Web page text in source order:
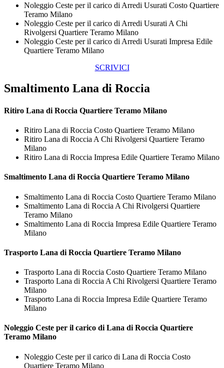
Noleggio Ceste per il carico di Arredi Usurati Costo Quartiere
Teramo Milano
Noleggio Ceste per il carico di Arredi Usurati A Chi
Rivolgersi Quartiere Teramo Milano
Noleggio Ceste per il carico di Arredi Usurati Impresa Edile
Quartiere Teramo Milano
SCRIVICI
Smaltimento Lana di Roccia
Ritiro Lana di Roccia Quartiere Teramo Milano
Ritiro Lana di Roccia Costo Quartiere Teramo Milano
Ritiro Lana di Roccia A Chi Rivolgersi Quartiere Teramo
Milano
Ritiro Lana di Roccia Impresa Edile Quartiere Teramo Milano
Smaltimento Lana di Roccia Quartiere Teramo Milano
Smaltimento Lana di Roccia Costo Quartiere Teramo Milano
Smaltimento Lana di Roccia A Chi Rivolgersi Quartiere
Teramo Milano
Smaltimento Lana di Roccia Impresa Edile Quartiere Teramo
Milano
Trasporto Lana di Roccia Quartiere Teramo Milano
Trasporto Lana di Roccia Costo Quartiere Teramo Milano
Trasporto Lana di Roccia A Chi Rivolgersi Quartiere Teramo
Milano
Trasporto Lana di Roccia Impresa Edile Quartiere Teramo
Milano
Noleggio Ceste per il carico di Lana di Roccia Quartiere
Teramo Milano
Noleggio Ceste per il carico di Lana di Roccia Costo
Quartiere Teramo Milano